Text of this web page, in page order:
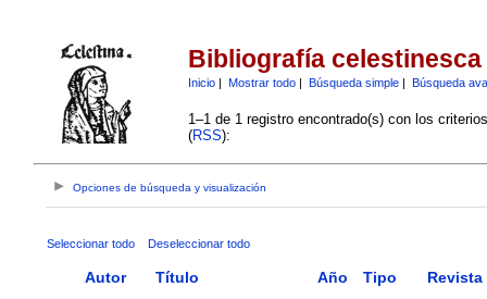
Bibliografía celestinesca
Inicio| Mostrar todo| Búsqueda simple| Búsqueda
1–1 de 1 registro encontrado(s) con los
(RSS):
Opciones de búsqueda y visualización
Seleccionar todo Deseleccionar todo
Autor Título Año Tipo Revista